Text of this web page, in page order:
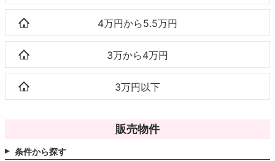
4万円から5.5万円
3万から4万円
3万円以下
販売物件
条件から探す